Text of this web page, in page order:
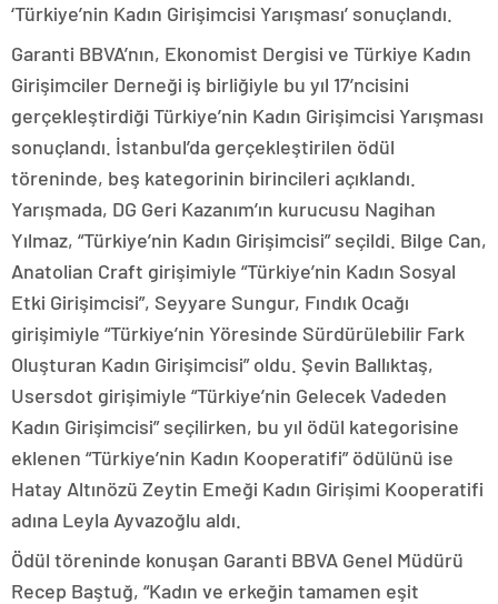
‘Türkiye’nin Kadın Girişimcisi Yarışması’ sonuçlandı.
Garanti BBVA’nın, Ekonomist Dergisi ve Türkiye Kadın
Girişimciler Derneği iş birliğiyle bu yıl 17’ncisini
gerçekleştirdiği Türkiye’nin Kadın Girişimcisi Yarışması
sonuçlandı. İstanbul’da gerçekleştirilen ödül
töreninde, beş kategorinin birincileri açıklandı.
Yarışmada, DG Geri Kazanım’ın kurucusu Nagihan
Yılmaz, “Türkiye’nin Kadın Girişimcisi” seçildi. Bilge Can,
Anatolian Craft girişimiyle “Türkiye’nin Kadın Sosyal
Etki Girişimcisi”, Seyyare Sungur, Fındık Ocağı
girişimiyle “Türkiye’nin Yöresinde Sürdürülebilir Fark
Oluşturan Kadın Girişimcisi” oldu. Şevin Ballıktaş,
Usersdot girişimiyle “Türkiye’nin Gelecek Vadeden
Kadın Girişimcisi” seçilirken, bu yıl ödül kategorisine
eklenen “Türkiye’nin Kadın Kooperatifi” ödülünü ise
Hatay Altınözü Zeytin Emeği Kadın Girişimi Kooperatifi
adına Leyla Ayvazoğlu aldı.
Ödül töreninde konuşan Garanti BBVA Genel Müdürü
Recep Baştuğ, “Kadın ve erkeğin tamamen eşit